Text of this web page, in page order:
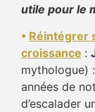
utile pour le
• Réintégrer
croissance :
mythologue) :
années de
d’escalader